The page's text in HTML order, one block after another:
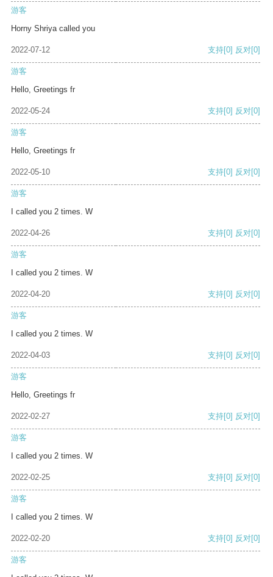
游客
Horny Shriya called you
2022-07-12 支持[0] 反对[0]
游客
Hello, Greetings fr
2022-05-24 支持[0] 反对[0]
游客
Hello, Greetings fr
2022-05-10 支持[0] 反对[0]
游客
I called you 2 times. W
2022-04-26 支持[0] 反对[0]
游客
I called you 2 times. W
2022-04-20 支持[0] 反对[0]
游客
I called you 2 times. W
2022-04-03 支持[0] 反对[0]
游客
Hello, Greetings fr
2022-02-27 支持[0] 反对[0]
游客
I called you 2 times. W
2022-02-25 支持[0] 反对[0]
游客
I called you 2 times. W
2022-02-20 支持[0] 反对[0]
游客